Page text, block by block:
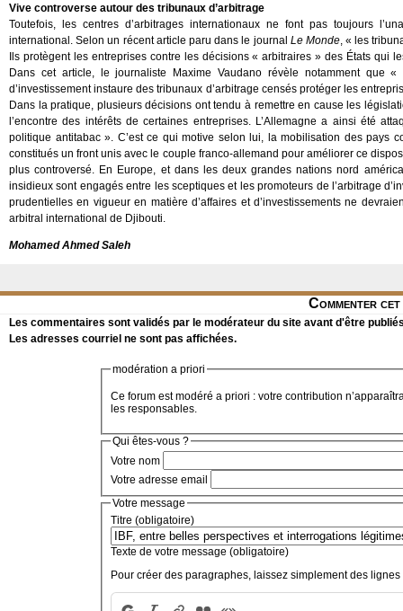
Vive controverse autour des tribunaux d’arbitrage
Toutefois, les centres d’arbitrages internationaux ne font pas toujours
international. Selon un récent article paru dans le journal Le Monde, « les
Ils protègent les entreprises contre les décisions « arbitraires » des États
Dans cet article, le journaliste Maxime Vaudano révèle notamment que
d’investissement instaure des tribunaux d’arbitrage censés protéger les
Dans la pratique, plusieurs décisions ont tendu à remettre en cause les
l’encontre des intérêts de certaines entreprises. L’Allemagne a ainsi été
politique antitabac ». C’est ce qui motive selon lui, la mobilisation des pays
constitués un front unis avec le couple franco-allemand pour améliorer ce
plus controversé. En Europe, et dans les deux grandes nations nord
insidieux sont engagés entre les sceptiques et les promoteurs de l’arbitrage
prudentielles en vigueur en matière d’affaires et d’investissements ne
arbitral international de Djibouti.
Mohamed Ahmed Saleh
Commenter
Les commentaires sont validés par le modérateur du site avant d'être
Les adresses courriel ne sont pas affichées.
modération a priori
Ce forum est modéré a priori : votre contribution
les responsables.
Qui êtes-vous ?
Votre nom
Votre adresse email
Votre message
Titre (obligatoire)
Texte de votre message (obligatoire)
Pour créer des paragraphes, laissez simplement des lignes